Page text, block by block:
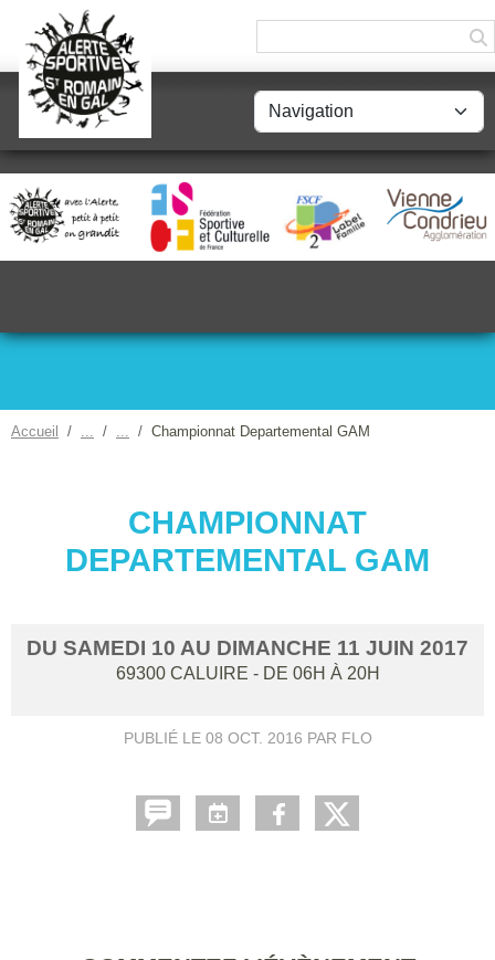
Accueil Championnat Departemental GAM
CHAMPIONNAT
DEPARTEMENTAL GAM
DU SAMEDI 10 AU DIMANCHE 11 JUIN 2017
69300 CALUIRE - DE 06H À 20H
PUBLIÉ LE 08 OCT. 2016 PAR FLO
Panneau de gestion des cookies